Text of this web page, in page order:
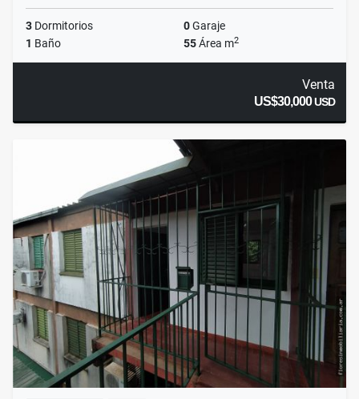
3 Dormitorios 0Garaje
1 Baño 55Área m2
Venta
US$30,000USD